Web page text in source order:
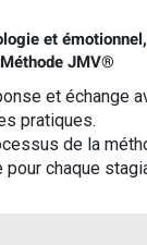
et émotionnel,
JMV®
et échange
pratiques.
de la
pour chaque